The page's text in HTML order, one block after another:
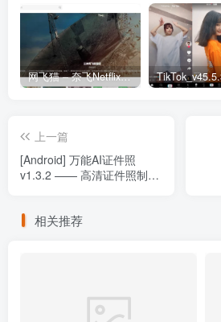
网飞猫 – 奈飞Netflix免费看
上一篇
[Android] 万能AI证件照
v1.3.2 —— 高清证件照制作
相关推荐